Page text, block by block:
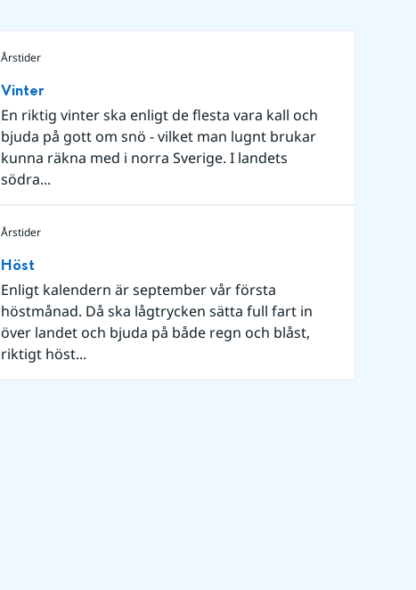
Årstider
Vinter
En riktig vinter ska enligt de flesta vara kall och
bjuda på gott om snö - vilket man lugnt brukar
kunna räkna med i norra Sverige. I landets
södra...
Årstider
Höst
Enligt kalendern är september vår första
höstmånad. Då ska lågtrycken sätta full fart in
över landet och bjuda på både regn och blåst,
riktigt höst...